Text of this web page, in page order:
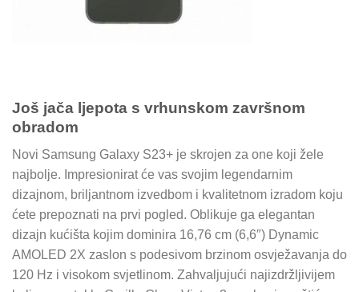
Još jača ljepota s vrhunskom završnom
obradom
Novi Samsung Galaxy S23+ je skrojen za one koji žele
najbolje. Impresionirat će vas svojim legendarnim
dizajnom, briljantnom izvedbom i kvalitetnom izradom koju
ćete prepoznati na prvi pogled. Oblikuje ga elegantan
dizajn kućišta kojim dominira 16,76 cm (6,6″) Dynamic
AMOLED 2X zaslon s podesivom brzinom osvježavanja do
120 Hz i visokom svjetlinom. Zahvaljujući najizdržljivijem